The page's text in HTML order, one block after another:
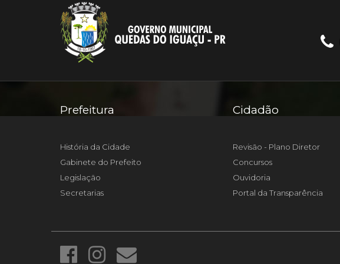
Prefeitura
História da Cidade
Gabinete do Prefeito
Legislação
Secretarias
Cidadão
Revisão - Plano Diretor
Concursos
Ouvidoria
Portal da Transparência